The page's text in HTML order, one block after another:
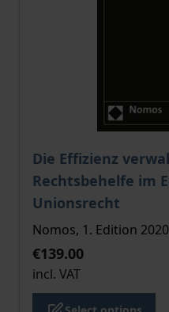
Die Effizienz
Rechtsbehelfe im
Unionsrecht
The price depends
Nomos, 1. Edition 2020
€139.00
incl. VAT